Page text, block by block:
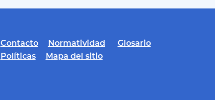
Contacto Normatividad
Glosario
Políticas
Mapa del sitio